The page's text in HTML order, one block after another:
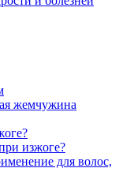
жемчужина
изжоге?
для волос,